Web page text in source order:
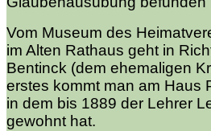
Vom Museum des
im Alten Rathaus geht in
Bentinck (dem ehemaligen
erstes kommt man am Haus
in dem bis 1889 der Lehrer
gewohnt hat.